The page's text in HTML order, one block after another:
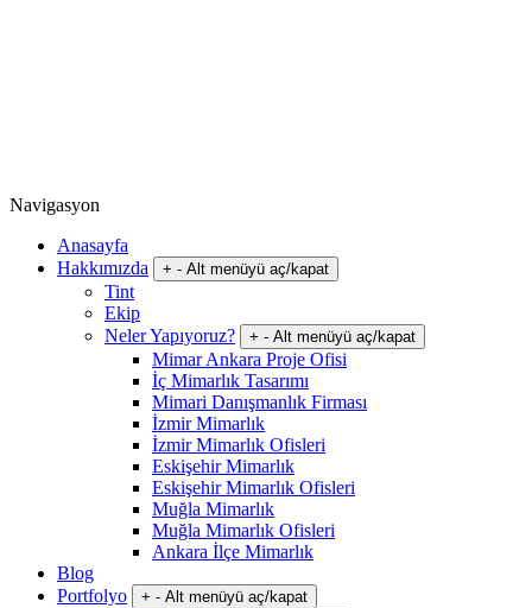
Navigasyon
Anasayfa
Hakkımızda
+ - Alt menüyü aç/kapat
Tint
Ekip
Neler Yapıyoruz?
+ - Alt menüyü aç/kapat
Mimar Ankara Proje Ofisi
İç Mimarlık Tasarımı
Mimari Danışmanlık Firması
İzmir Mimarlık
İzmir Mimarlık Ofisleri
Eskişehir Mimarlık
Eskişehir Mimarlık Ofisleri
Muğla Mimarlık
Muğla Mimarlık Ofisleri
Ankara İlçe Mimarlık
Blog
Portfolyo
+ - Alt menüyü aç/kapat